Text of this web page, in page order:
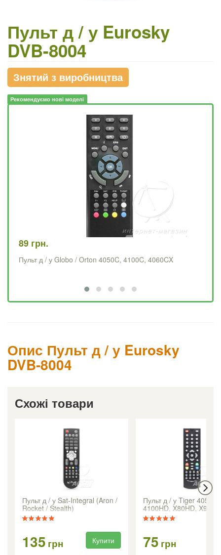
Пульт д / у Eurosky
DVB-8004
Знятий з виробництва
Рекомендуємо нові моделі
89 грн.
Пульт д / у Globo / Orton 4050C, 4100C, 4060CX
Опис Пульт д / у Eurosky
DVB-8004
Схожі товари
Пульт д / у Sat-Integral (Aron /
Rocket / Stealth)
135 грн Купити
Пульт д / у Tiger
4100HD, X80HD,
X100HD
75 грн